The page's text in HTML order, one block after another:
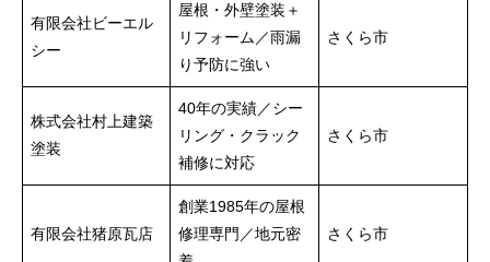
有限会社ビーエル
シー
屋根・外壁塗装＋
リフォーム／雨漏
り予防に強い
さくら市
株式会社村上建築
塗装
40年の実績／シー
リング・クラック
補修に対応
さくら市
有限会社猪原瓦店
創業1985年の屋根
修理専門／地元密
さくら市